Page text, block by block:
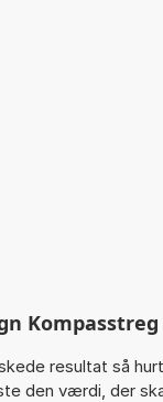
resultat så
den værdi, der